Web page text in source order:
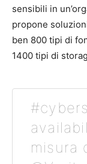
sensibili in
propone
ben 800 tipi di
1400 tipi di
misura